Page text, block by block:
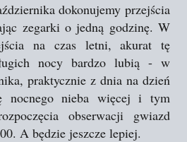
dokonujemy przejścia
zegarki o jedną godzinę. W
na czas letni, akurat tę
nocy bardzo lubią - w
praktycznie z dnia na dzień
nocnego nieba więcej i tym
obserwacji gwiazd
A będzie jeszcze lepiej.